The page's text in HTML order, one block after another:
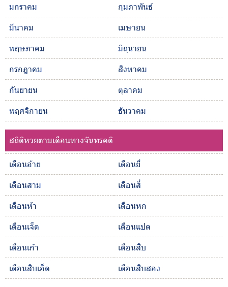
มกราคม
กุมภาพันธ์
มีนาคม
เมษายน
พฤษภาคม
มิถุนายน
กรกฎาคม
สิงหาคม
กันยายน
ตุลาคม
พฤศจิกายน
ธันวาคม
สถิติหวยตามเดือนทางจันทรคติ
เดือนอ้าย
เดือนยี่
เดือนสาม
เดือนสี่
เดือนห้า
เดือนหก
เดือนเจ็ด
เดือนแปด
เดือนเก้า
เดือนสิบ
เดือนสิบเอ็ด
เดือนสิบสอง